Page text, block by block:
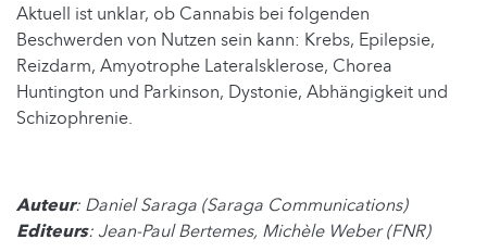
Aktuell ist unklar, ob Cannabis bei folgenden
Beschwerden von Nutzen sein kann: Krebs, Epilepsie,
Reizdarm, Amyotrophe Lateralsklerose, Chorea
Huntington und Parkinson, Dystonie, Abhängigkeit und
Schizophrenie.
Auteur: Daniel Saraga (Saraga Communications)
Editeurs: Jean-Paul Bertemes, Michèle Weber (FNR)